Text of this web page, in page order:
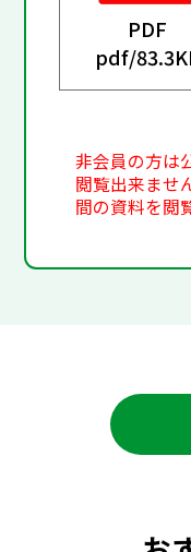
PDF
pdf/
非会員の方は
閲覧出来ませ
間の資料を閲